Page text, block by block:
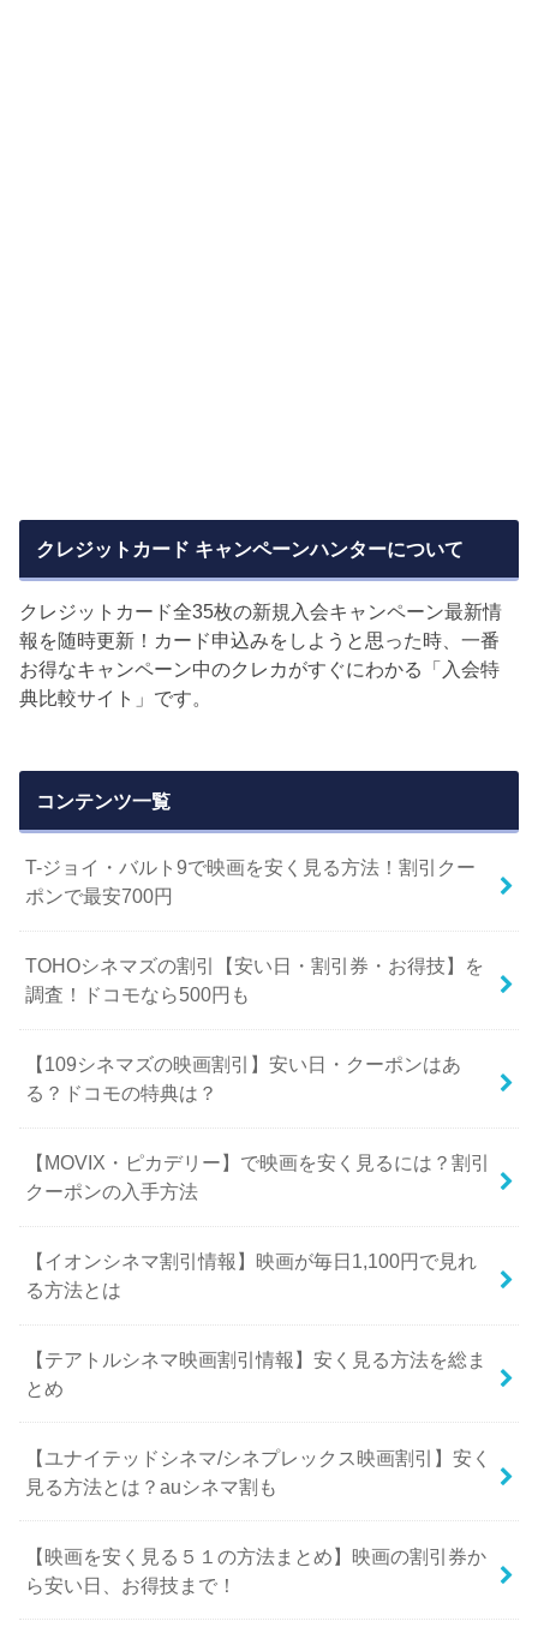
クレジットカード キャンペーンハンターについて
クレジットカード全35枚の新規入会キャンペーン最新情
報を随時更新！カード申込みをしようと思った時、一番
お得なキャンペーン中のクレカがすぐにわかる「入会特
典比較サイト」です。
コンテンツ一覧
T-ジョイ・バルト9で映画を安く見る方法！割引クー
ポンで最安700円
TOHOシネマズの割引【安い日・割引券・お得技】を
調査！ドコモなら500円も
【109シネマズの映画割引】安い日・クーポンはあ
る？ドコモの特典は？
【MOVIX・ピカデリー】で映画を安く見るには？割引
クーポンの入手方法
【イオンシネマ割引情報】映画が毎日1,100円で見れ
る方法とは
【テアトルシネマ映画割引情報】安く見る方法を総ま
とめ
【ユナイテッドシネマ/シネプレックス映画割引】安く
見る方法とは？auシネマ割も
【映画を安く見る５１の方法まとめ】映画の割引券か
ら安い日、お得技まで！